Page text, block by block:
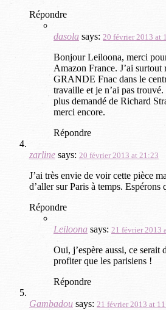
Répondre
dasola says: 20 février 2013 at
Bonjour Leiloona, merci
Amazon France. J’ai surtout
GRANDE Fnac dans le
travaille et je n’ai pas trouvé.
plus demandé de Richard
merci encore.
Répondre
zarline says: 20 février 2013 at 21:23
J’ai très envie de voir cette pièce
d’aller sur Paris à temps.
Répondre
Leiloona says: 21 février 2013
Oui, j’espère aussi, ce serait
profiter que les parisiens !
Répondre
Gambadou says: 21 février 2013 at